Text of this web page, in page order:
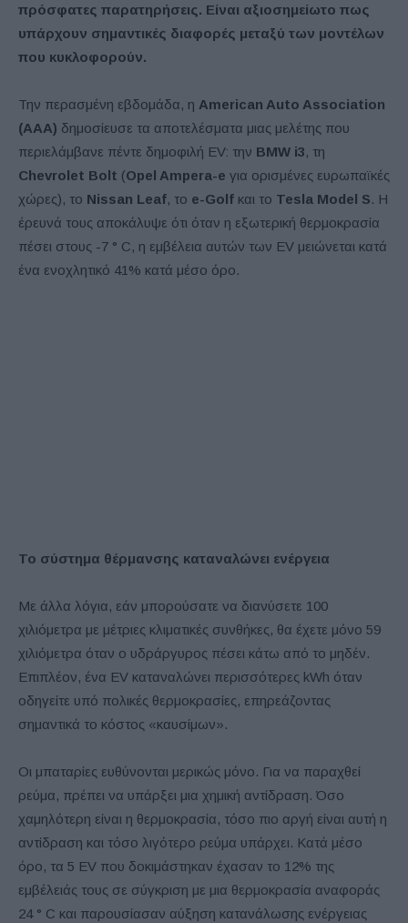
πρόσφατες παρατηρήσεις. Είναι αξιοσημείωτο πως
υπάρχουν σημαντικές διαφορές μεταξύ των μοντέλων
που κυκλοφορούν.
Την περασμένη εβδομάδα, η American Auto Association
(AAA) δημοσίευσε τα αποτελέσματα μιας μελέτης που
περιελάμβανε πέντε δημοφιλή EV: την BMW i3, τη
Chevrolet Bolt (Opel Ampera-e για ορισμένες ευρωπαϊκές
χώρες), το Nissan Leaf, το e-Golf και το Tesla Model S. Η
έρευνά τους αποκάλυψε ότι όταν η εξωτερική θερμοκρασία
πέσει στους -7 ° C, η εμβέλεια αυτών των EV μειώνεται κατά
ένα ενοχλητικό 41% κατά μέσο όρο.
Το σύστημα θέρμανσης καταναλώνει ενέργεια
Με άλλα λόγια, εάν μπορούσατε να διανύσετε 100
χιλιόμετρα με μέτριες κλιματικές συνθήκες, θα έχετε μόνο 59
χιλιόμετρα όταν ο υδράργυρος πέσει κάτω από το μηδέν.
Επιπλέον, ένα EV καταναλώνει περισσότερες kWh όταν
οδηγείτε υπό πολικές θερμοκρασίες, επηρεάζοντας
σημαντικά το κόστος «καυσίμων».
Οι μπαταρίες ευθύνονται μερικώς μόνο. Για να παραχθεί
ρεύμα, πρέπει να υπάρξει μια χημική αντίδραση. Όσο
χαμηλότερη είναι η θερμοκρασία, τόσο πιο αργή είναι αυτή η
αντίδραση και τόσο λιγότερο ρεύμα υπάρχει. Κατά μέσο
όρο, τα 5 EV που δοκιμάστηκαν έχασαν το 12% της
εμβέλειάς τους σε σύγκριση με μια θερμοκρασία αναφοράς
24 ° C και παρουσίασαν αύξηση κατανάλωσης ενέργειας